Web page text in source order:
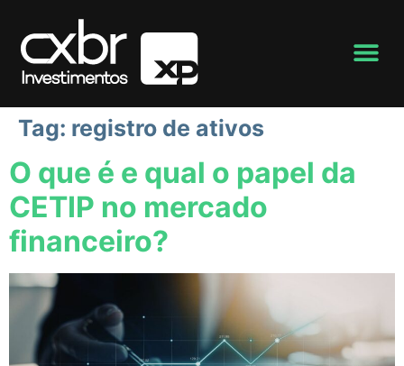
Tag: registro de ativos
O que é e qual o papel da
CETIP no mercado
financeiro?